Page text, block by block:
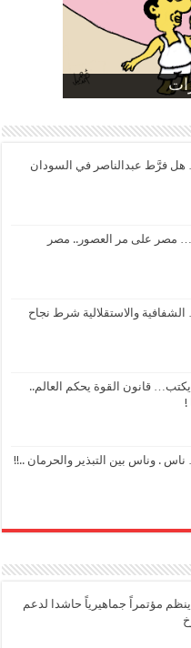
مصر
هل فرَّط عبدالناصر في السودان
مصر على مر العصور.. مصر
الشفافية والاستقلالية شرط نجاح
قانون القوة يحكم العالم..
!
. وناس بين التبذير والحرمان ..!!
مؤتمراً جماهيرياً حاشدا لدعم